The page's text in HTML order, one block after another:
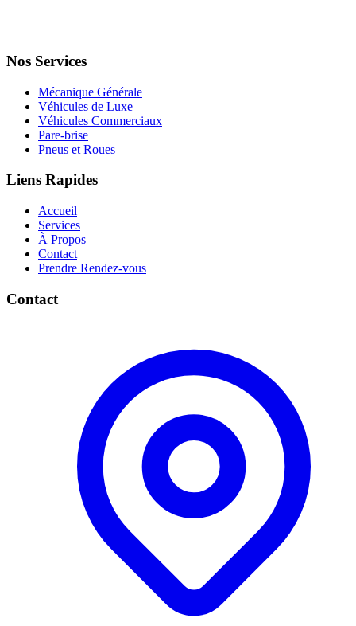
Nos Services
Mécanique Générale
Véhicules de Luxe
Véhicules Commerciaux
Pare-brise
Pneus et Roues
Liens Rapides
Accueil
Services
À Propos
Contact
Prendre Rendez-vous
Contact